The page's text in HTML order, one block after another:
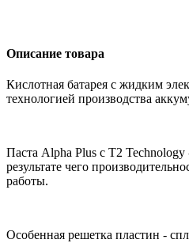
Описание товара
Кислотная батарея с жидким
технологией производства
Паста Alpha Plus с T2
результате чего
работы.
Особенная решетка пластин -